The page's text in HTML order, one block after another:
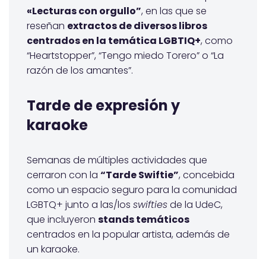
«Lecturas con orgullo”, en las que se
reseñan extractos de diversos libros
centrados en la temática LGBTIQ+, como
“Heartstopper”, “Tengo miedo Torero” o “La
razón de los amantes”.
Tarde de expresión y
karaoke
Semanas de múltiples actividades que
cerraron con la “Tarde Swiftie”, concebida
como un espacio seguro para la comunidad
LGBTQ+ junto a las/los swiftiesde la UdeC,
que incluyeron stands temáticos
centrados en la popular artista, además de
un karaoke.